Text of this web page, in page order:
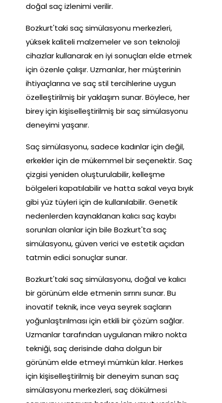
doğal saç izlenimi verilir.
Bozkurt'taki saç simülasyonu merkezleri,
yüksek kaliteli malzemeler ve son teknoloji
cihazlar kullanarak en iyi sonuçları elde etmek
için özenle çalışır. Uzmanlar, her müşterinin
ihtiyaçlarına ve saç stil tercihlerine uygun
özelleştirilmiş bir yaklaşım sunar. Böylece, her
birey için kişiselleştirilmiş bir saç simülasyonu
deneyimi yaşanır.
Saç simülasyonu, sadece kadınlar için değil,
erkekler için de mükemmel bir seçenektir. Saç
çizgisi yeniden oluşturulabilir, kelleşme
bölgeleri kapatılabilir ve hatta sakal veya bıyık
gibi yüz tüyleri için de kullanılabilir. Genetik
nedenlerden kaynaklanan kalıcı saç kaybı
sorunları olanlar için bile Bozkurt'ta saç
simülasyonu, güven verici ve estetik açıdan
tatmin edici sonuçlar sunar.
Bozkurt'taki saç simülasyonu, doğal ve kalıcı
bir görünüm elde etmenin sırrını sunar. Bu
inovatif teknik, ince veya seyrek saçların
yoğunlaştırılması için etkili bir çözüm sağlar.
Uzmanlar tarafından uygulanan mikro nokta
tekniği, saç derisinde daha dolgun bir
görünüm elde etmeyi mümkün kılar. Herkes
için kişiselleştirilmiş bir deneyim sunan saç
simülasyonu merkezleri, saç dökülmesi